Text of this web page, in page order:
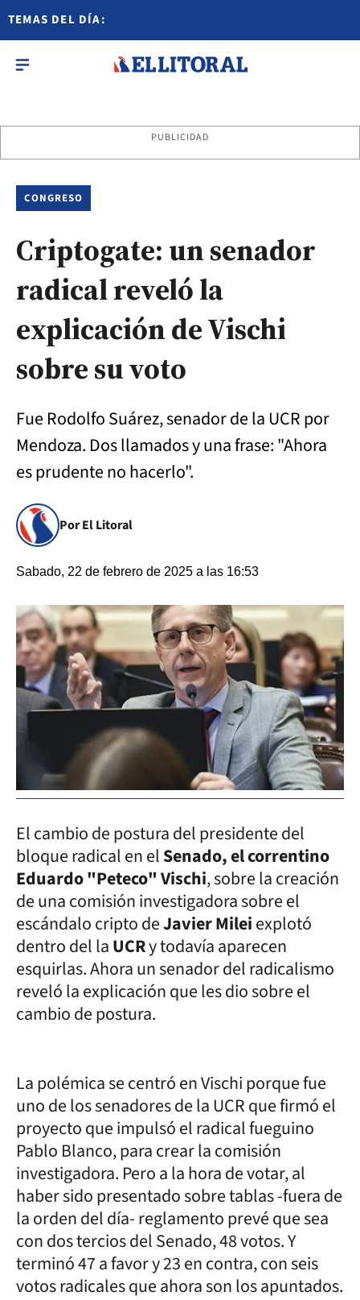
TEMAS DEL DÍA:
PUBLICIDAD
CONGRESO
Criptogate: un senador
radical reveló la
explicación de Vischi
sobre su voto
Fue Rodolfo Suárez, senador de la UCR por
Mendoza. Dos llamados y una frase: "Ahora
es prudente no hacerlo".
Por El Litoral
Sabado, 22 de febrero de 2025 a las 16:53
El cambio de postura del presidente del
bloque radical en elSenado, el correntino
Eduardo "Peteco" Vischi, sobre la creación
de una comisión investigadora sobre el
escándalo cripto deJavier Mileiexplotó
dentro del laUCRy todavía aparecen
esquirlas. Ahora un senador del radicalismo
reveló la explicación que les dio sobre el
cambio de postura.
La polémica se centró en Vischi porque fue
uno de los senadores de la UCR que firmó el
proyecto que impulsó el radical fueguino
Pablo Blanco, para crear la comisión
investigadora. Pero a la hora de votar, al
haber sido presentado sobre tablas -fuera de
la orden del día- reglamento prevé que sea
con dos tercios del Senado, 48 votos. Y
terminó 47 a favor y 23 en contra, con seis
votos radicales que ahora son los apuntados.